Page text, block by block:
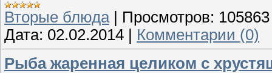
Вторые блюда | Просмотров: 105863
Дата: 02.02.2014 | Комментарии (0)
Рыба жаренная целиком с